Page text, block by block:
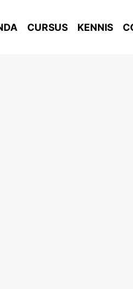
CURSUS KENNIS